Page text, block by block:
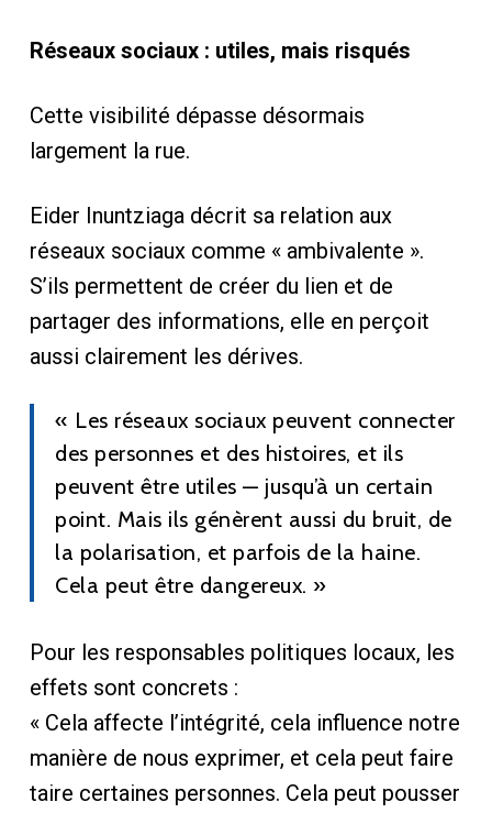
Réseaux sociaux : utiles, mais risqués
Cette visibilité dépasse désormais
largement la rue.
Eider Inuntziaga décrit sa relation aux
réseaux sociaux comme « ambivalente ».
S’ils permettent de créer du lien et de
partager des informations, elle en perçoit
aussi clairement les dérives.
« Les réseaux sociaux peuvent connecter
des personnes et des histoires, et ils
peuvent être utiles — jusqu’à un certain
point. Mais ils génèrent aussi du bruit, de
la polarisation, et parfois de la haine.
Cela peut être dangereux. »
Pour les responsables politiques locaux, les
effets sont concrets :
« Cela affecte l’intégrité, cela influence notre
manière de nous exprimer, et cela peut faire
taire certaines personnes. Cela peut pousser